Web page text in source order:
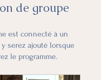
de groupe
est connecté à un
y serez ajouté lorsque
le programme.